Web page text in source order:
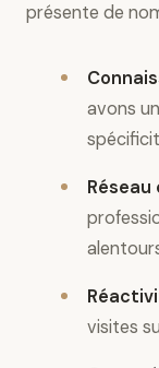
présente de
avons
visites